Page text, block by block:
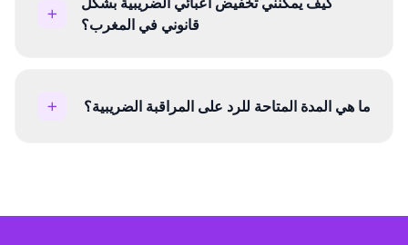
قانوني في المغرب؟
ما هي المدة المتاحة للرد على المراقبة الضريبية؟